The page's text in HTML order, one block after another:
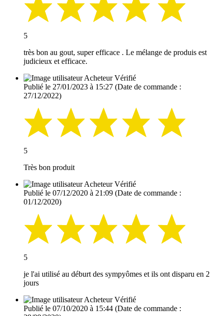
5
très bon au gout, super efficace . Le mélange de produis est
judicieux et efficace.
Acheteur Vérifié
Publié le 27/01/2023 à 15:27 (Date de commande :
27/12/2022)
5
Très bon produit
Acheteur Vérifié
Publié le 07/12/2020 à 21:09 (Date de commande :
01/12/2020)
5
je l'ai utilisé au déburt des sympyômes et ils ont disparu en 2
jours
Acheteur Vérifié
Publié le 07/10/2020 à 15:44 (Date de commande :